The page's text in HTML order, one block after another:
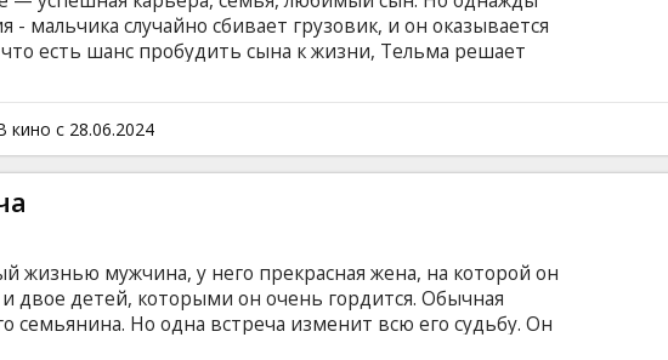
- мальчика случайно сбивает грузовик, и он оказывается
есть шанс пробудить сына к жизни, Тельма решает
ей предстоит перейти с закрытыми глазами
сыграть в футбол с его любимой командой и даже
Увидит ли он это все своими глазами?
языке с субтитрами на латышском и русском языках.
кино с 28.06.2024
жизнью мужчина, у него прекрасная жена, на которой он
двое детей, которыми он очень гордится. Обычная
семьянина. Но одна встреча изменит всю его судьбу. Он